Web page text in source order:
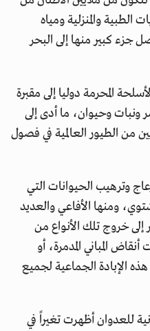
الطبية والمنزلية ومياه
جزء كبير منها إلى البحر
المحرمة دوليا إلى مقبرة
وحيوان، ما أدى إلى
من الطيور العالمية في فصول
وترهيب الحيوانات التي
ومنها الأفاعي والعديد
إلى خروج تلك الأنواع من
المباني المدمرة، أو
الإبادة الجماعية لجميع
للعدوان أظهرت تغيراً في